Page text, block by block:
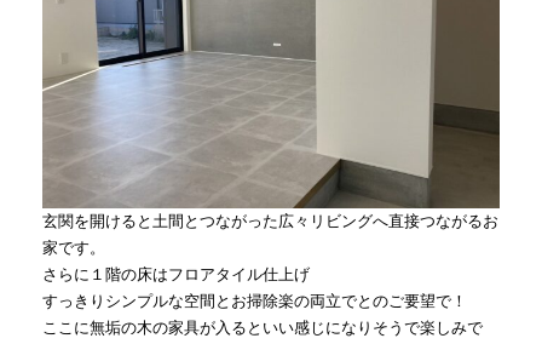
玄関を開けると土間とつながった広々リビングへ直接つながるお
家です。
さらに１階の床はフロアタイル仕上げ
すっきりシンプルな空間とお掃除楽の両立でとのご要望で！
ここに無垢の木の家具が入るといい感じになりそうで楽しみで